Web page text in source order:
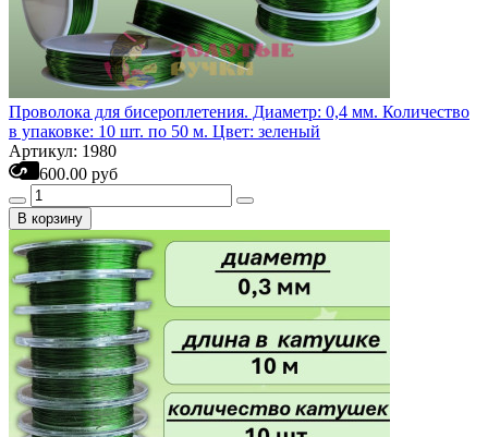
Проволока для бисероплетения. Диаметр: 0,4 мм. Количество
в упаковке: 10 шт. по 50 м. Цвет: зеленый
Артикул: 1980
600.00 руб
В корзину